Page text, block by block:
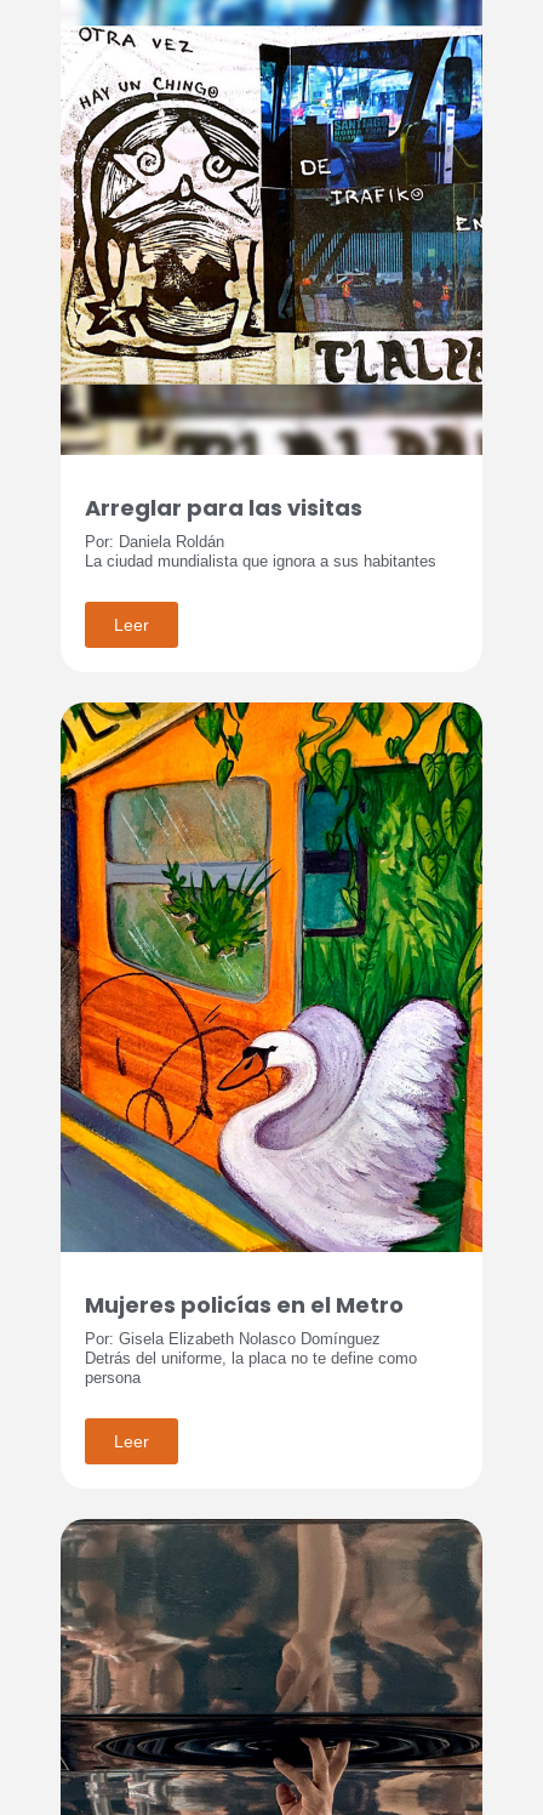
Arreglar para las visitas
Por: Daniela Roldán
La ciudad mundialista que ignora a sus habitantes
Leer
Mujeres policías en el Metro
Por: Gisela Elizabeth Nolasco Domínguez
Detrás del uniforme, la placa no te define como
persona
Leer